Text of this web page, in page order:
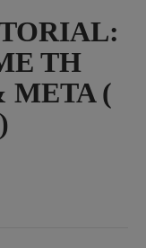
ΤΗ
ΜΕΤΆ (